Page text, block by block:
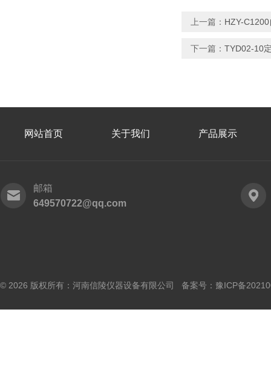
上一篇： HZY-
下一篇： TYD02-10
网站首页 关于我们 产品展示
邮箱
649570722@qq.com
© 2026 版权所有：河南信陵仪器设备有限公司 备案号： 豫ICP备